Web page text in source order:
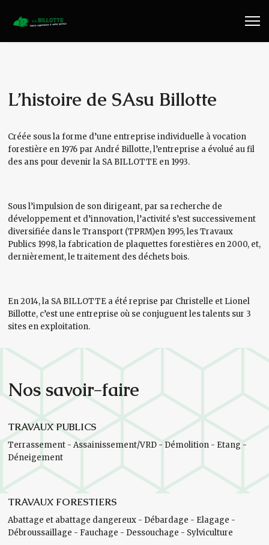
Travaux Forestiers
Traitement de Déchets Bois
Contact
L’histoire de SAsu Billotte
Créée sous la forme d’une entreprise individuelle à vocation
forestière en 1976 par André Billotte, l’entreprise a évolué au fil
des ans pour devenir la SA BILLOTTE en 1993.
Sous l’impulsion de son dirigeant, par sa recherche de
développement et d’innovation, l’activité s’est successivement
diversifiée dans le Transport (TPRM)en 1995, les Travaux
Publics 1998, la fabrication de plaquettes forestières en 2000, et,
dernièrement, le traitement des déchets bois.
En 2014, la SA BILLOTTE a été reprise par Christelle et Lionel
Billotte, c’est une entreprise où se conjuguent les talents sur 3
sites en exploitation.
Nos savoir-faire
TRAVAUX PUBLICS
Terrassement - Assainissement/VRD - Démolition - Etang -
Déneigement
TRAVAUX FORESTIERS
Abattage et abattage dangereux - Débardage - Elagage -
Débroussaillage - Fauchage - Dessouchage - Sylviculture